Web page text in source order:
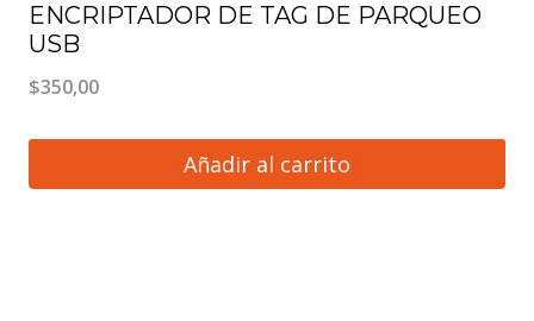
ENCRIPTADOR DE TAG DE PARQUEO
USB
$350,00
Añadir al carrito